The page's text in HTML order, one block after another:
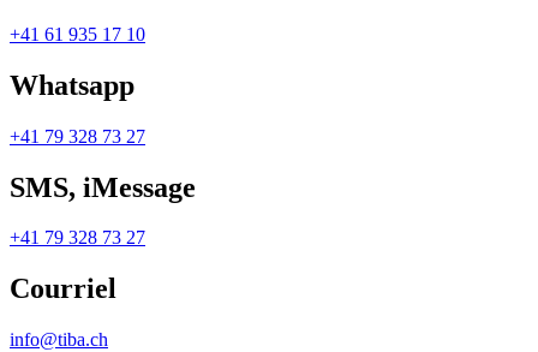
+41 61 935 17 10
Whatsapp
+41 79 328 73 27
SMS, iMessage
+41 79 328 73 27
Courriel
info@tiba.ch